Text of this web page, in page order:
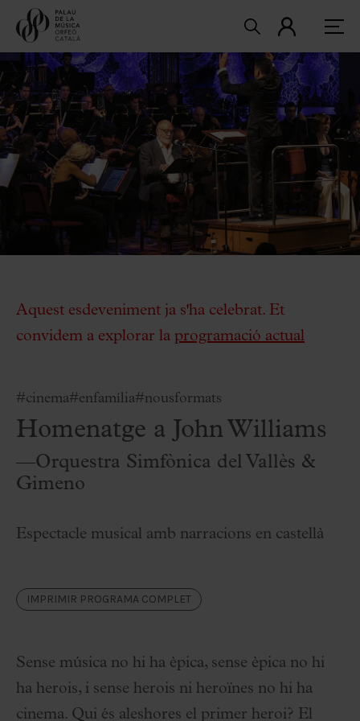
Aquest esdeveniment ja s'ha celebrat. Et
convidem a explorar la programació actual
#cinema#enfamília#nousformats
Homenatge a John Williams
—Orquestra Simfònica del Vallès &
Gimeno
Espectacle musical amb narracions en castellà
IMPRIMIR PROGRAMA COMPLET
Sense música no hi ha èpica, sense èpica no hi
ha herois, i sense herois ni heroïnes no hi ha
cinema. Qui és aleshores el primer heroi? El